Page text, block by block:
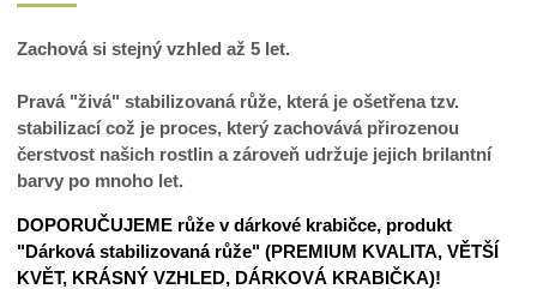
Zachová si stejný vzhled až 5 let.
Pravá "živá" stabilizovaná růže, která je ošetřena tzv.
stabilizací což je proces, který zachovává přirozenou
čerstvost našich rostlin a zároveň udržuje jejich brilantní
barvy po mnoho let.
DOPORUČUJEME růže v dárkové krabičce, produkt
"Dárková stabilizovaná růže" (PREMIUM KVALITA, VĚTŠÍ
KVĚT, KRÁSNÝ VZHLED, DÁRKOVÁ KRABIČKA)!